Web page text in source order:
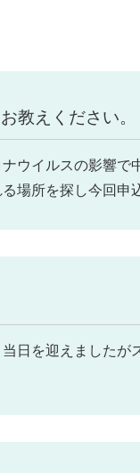
教えください。
ウイルスの影響で
場所を探し今回申
日を迎えました